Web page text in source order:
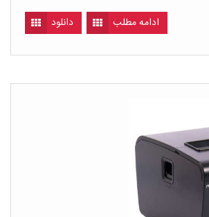
دانلود
ادامه مطلب